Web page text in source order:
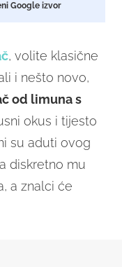
Google izvor
, volite klasične
i nešto novo,
od limuna s
okus i tijesto
su aduti ovog
diskretno mu
a znalci će